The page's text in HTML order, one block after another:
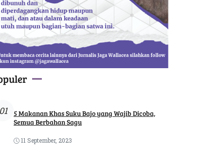
5 Makanan Khas Suku Bajo yang Wajib Dicoba,
Semua Berbahan Sagu
11 September, 2023